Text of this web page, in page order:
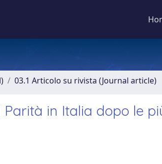
03.1 Articolo su rivista (Journal article)
in Italia dopo le